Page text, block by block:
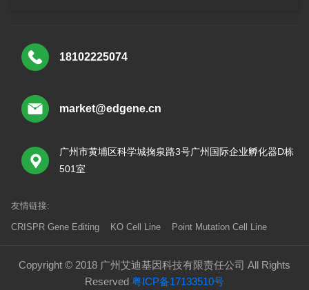
18102225074
market@edgene.cn
广州市黄埔区科学城掬泉路3号广州国际企业孵化器D栋
501室
友情链接:
CRISPR Gene Editing KO Cell Line Point Mutation Cell Line
Copyright © 2018 广州艾迪基因科技有限责任公司 All Rights
Reserved 粤ICP备17133510号